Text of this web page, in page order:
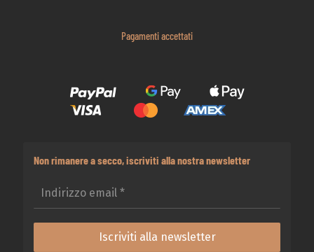
Pagamenti accettati
Non rimanere a secco, iscriviti alla nostra newsletter